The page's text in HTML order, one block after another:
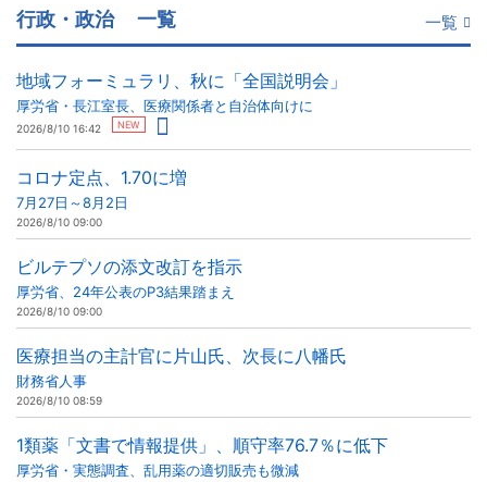
行政・政治 一覧 一覧
地域フォーミュラリ、秋に「全国説明会」
厚労省・長江室長、医療関係者と自治体向けに
2026/8/10 16:42 NEW
コロナ定点、1.70に増
7月27日～8月2日
2026/8/10 09:00
ビルテプソの添文改訂を指示
厚労省、24年公表のP3結果踏まえ
2026/8/10 09:00
医療担当の主計官に片山氏、次長に八幡氏
財務省人事
2026/8/10 08:59
1類薬「文書で情報提供」、順守率76.7％に低下
厚労省・実態調査、乱用薬の適切販売も微減